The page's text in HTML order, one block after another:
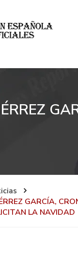
GARCÍA,
LA NAVIDAD